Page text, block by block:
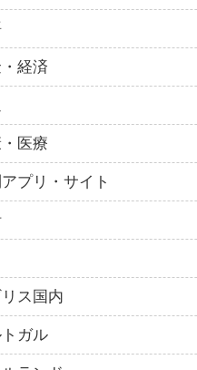
経済
医療
プリ・サイト
ス国内
ガル